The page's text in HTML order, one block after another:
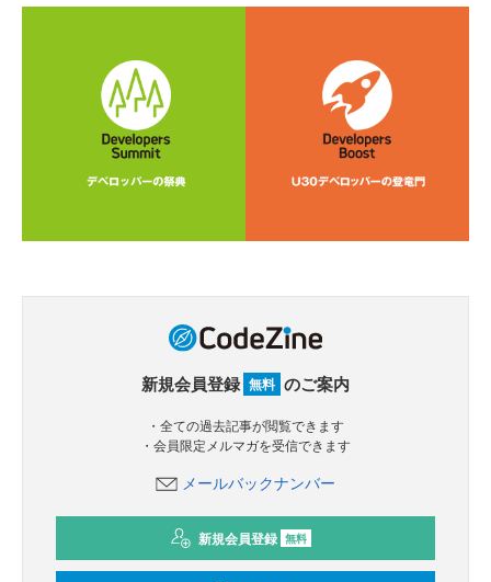
新規会員登録 無料 のご案内
・全ての過去記事が閲覧できます
・会員限定メルマガを受信できます
メールバックナンバー
新規会員登録 無料